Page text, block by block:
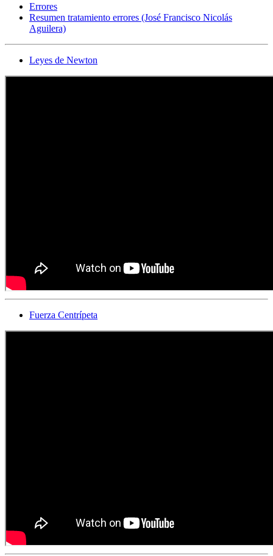
Errores
Resumen tratamiento errores (José Francisco Nicolás
Aguilera)
Leyes de Newton
Fuerza Centrípeta